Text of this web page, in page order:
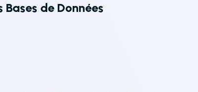
de Données